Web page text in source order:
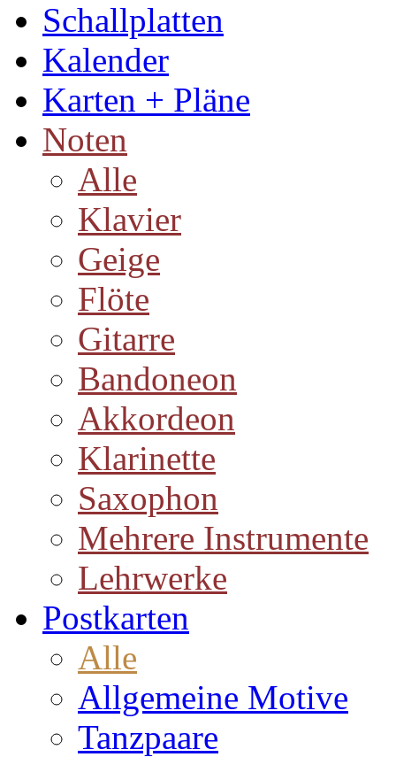
Schallplatten
Kalender
Karten + Pläne
Noten
Alle
Klavier
Geige
Flöte
Gitarre
Bandoneon
Akkordeon
Klarinette
Saxophon
Mehrere Instrumente
Lehrwerke
Postkarten
Alle
Allgemeine Motive
Tanzpaare